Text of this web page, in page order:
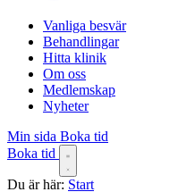
Vanliga besvär
Behandlingar
Hitta klinik
Om oss
Medlemskap
Nyheter
Min sida Boka tid
Boka tid
Du är här: Start